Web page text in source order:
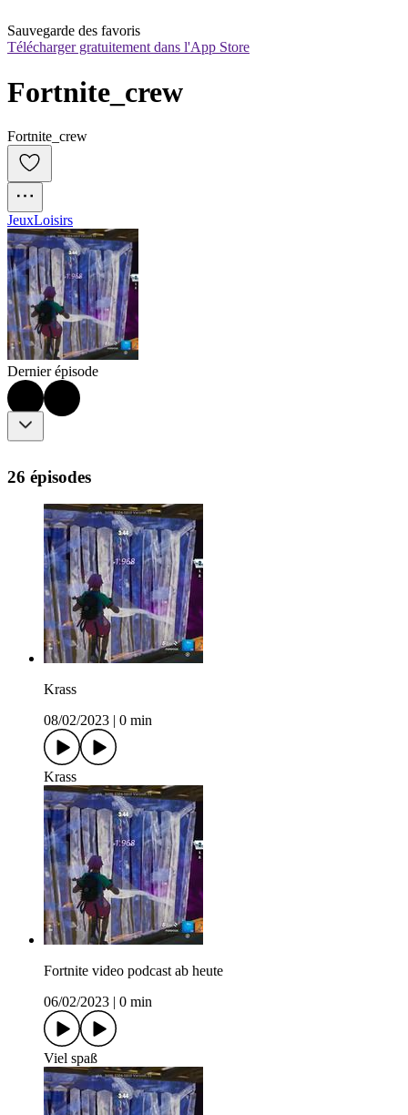
Sauvegarde des favoris
Télécharger gratuitement dans l'App Store
Fortnite_crew
Fortnite_crew
JeuxLoisirs
Dernier épisode
26 épisodes
Krass
08/02/2023
0 min
Krass
Fortnite video podcast ab heute
06/02/2023
0 min
Viel spaß